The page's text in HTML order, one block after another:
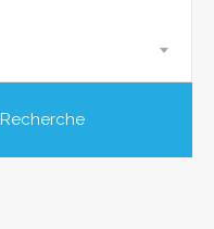
Recherche